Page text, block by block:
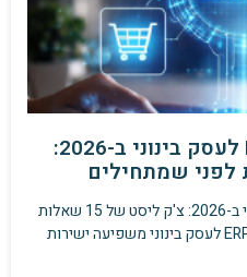
איך בוחרים מערכת ERP לעסק בינוני ב-2026:
איך בוחרים מערכת ERP לעסק בינוני ב-2026: צ'ק ליסט של 15 שאלות
לפני שמתחילים בחירה של מערכת ERP לעסק בינוני משפיעה ישירות